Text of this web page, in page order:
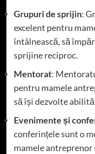
Grupuri de sprijin:
excelent pentru
întâlnească, să
sprijine reciproc.
Mentorat:
pentru mamele
să își dezvolte
Evenimente și
conferințele sunt o
mamele antreprenor